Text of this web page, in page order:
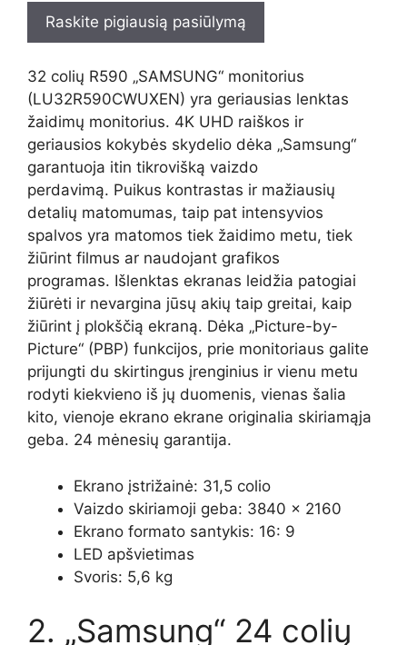
Raskite pigiausią pasiūlymą
32 colių R590 „SAMSUNG“ monitorius
(LU32R590CWUXEN) yra geriausias lenktas
žaidimų monitorius. 4K UHD raiškos ir
geriausios kokybės skydelio dėka „Samsung“
garantuoja itin tikrovišką vaizdo
perdavimą. Puikus kontrastas ir mažiausių
detalių matomumas, taip pat intensyvios
spalvos yra matomos tiek žaidimo metu, tiek
žiūrint filmus ar naudojant grafikos
programas. Išlenktas ekranas leidžia patogiai
žiūrėti ir nevargina jūsų akių taip greitai, kaip
žiūrint į plokščią ekraną. Dėka „Picture-by-
Picture“ (PBP) funkcijos, prie monitoriaus galite
prijungti du skirtingus įrenginius ir vienu metu
rodyti kiekvieno iš jų duomenis, vienas šalia
kito, vienoje ekrano ekrane originalia skiriamąja
geba. 24 mėnesių garantija.
Ekrano įstrižainė: 31,5 colio
Vaizdo skiriamoji geba: 3840 x 2160
Ekrano formato santykis: 16: 9
LED apšvietimas
Svoris: 5,6 kg
2. „Samsung“ 24 colių